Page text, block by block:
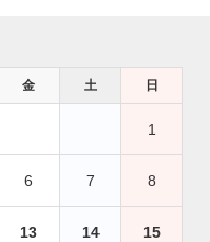
金 土 日
1
6 7 8
13 14 15